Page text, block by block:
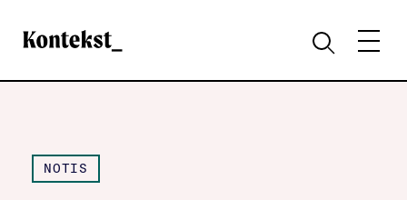
Kontekst
SØKMENY
NOTIS